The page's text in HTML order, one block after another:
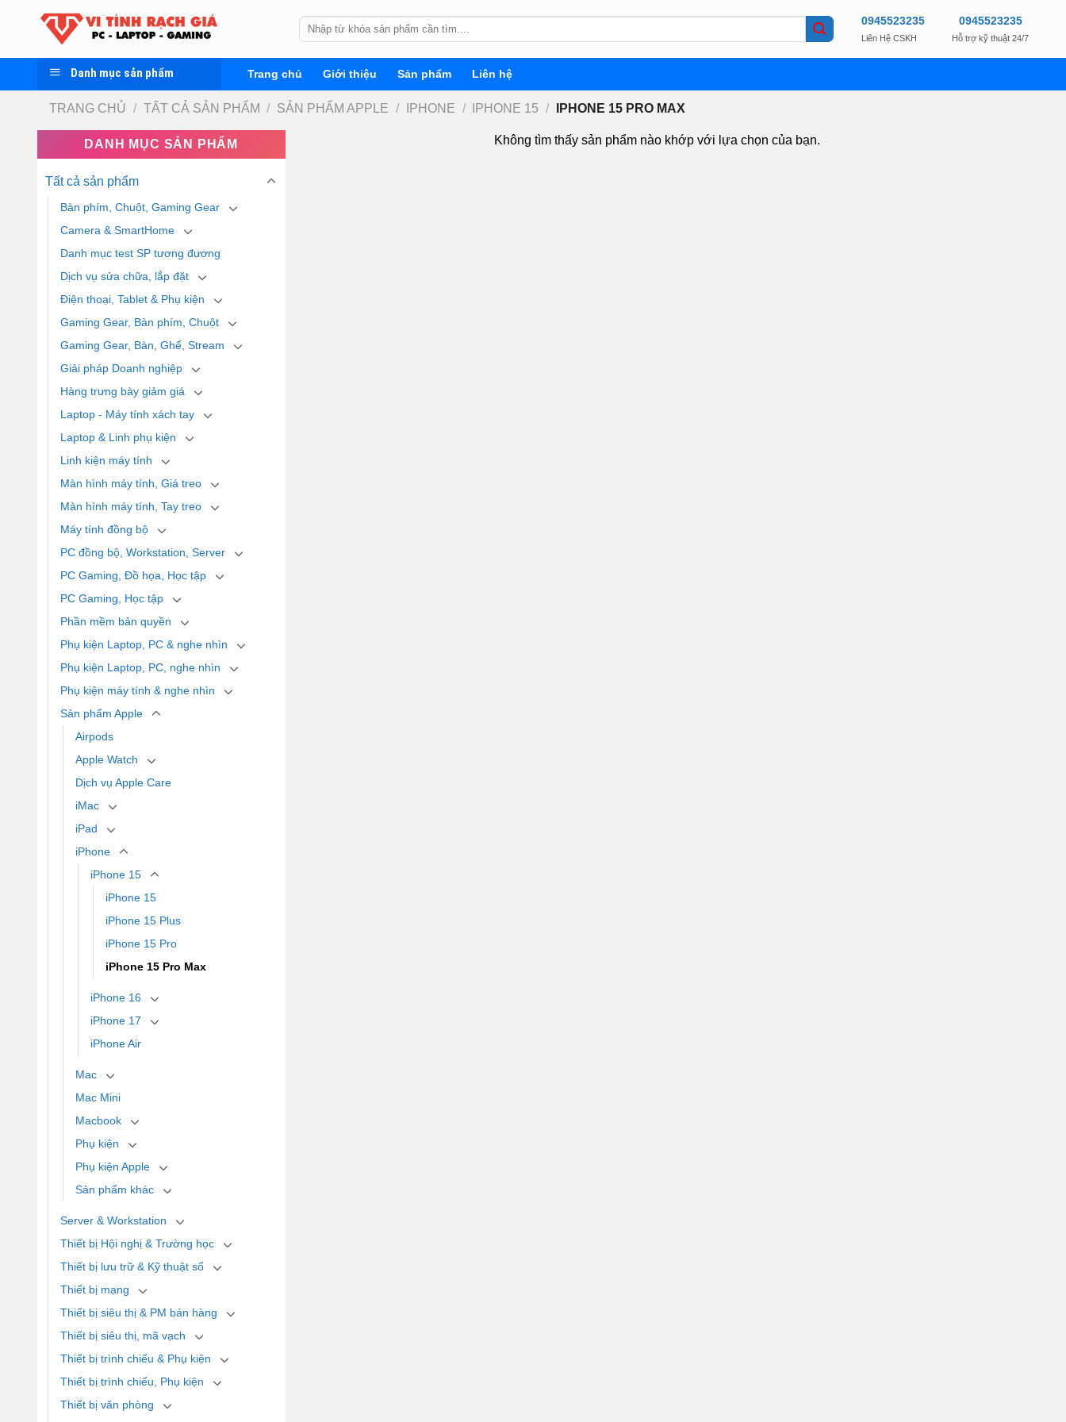
Tìm
kiếm:
0945523235
Liên Hệ CSKH
0945523235
Hỗ trợ kỹ thuật 24/7
Danh mục sản phẩm Trang chủ Giới thiệu Sản phẩm Liên hệ
TRANG CHỦ / TẤT CẢ SẢN PHẨM / SẢN PHẨM APPLE / IPHONE / IPHONE 15 / IPHONE 15 PRO MAX
DANH MỤC SẢN PHẨM
Tất cả sản phẩm
Bàn phím, Chuột, Gaming Gear
Camera & SmartHome
Danh mục test SP tương đương
Dịch vụ sửa chữa, lắp đặt
Điện thoại, Tablet & Phụ kiện
Gaming Gear, Bàn phím, Chuột
Gaming Gear, Bàn, Ghế, Stream
Giải pháp Doanh nghiệp
Hàng trưng bày giảm giá
Laptop - Máy tính xách tay
Laptop & Linh phụ kiện
Linh kiện máy tính
Màn hình máy tính, Giá treo
Màn hình máy tính, Tay treo
Máy tính đồng bộ
PC đồng bộ, Workstation, Server
PC Gaming, Đồ họa, Học tập
PC Gaming, Học tập
Phần mềm bản quyền
Phụ kiện Laptop, PC & nghe nhìn
Phụ kiện Laptop, PC, nghe nhìn
Phụ kiện máy tính & nghe nhìn
Sản phẩm Apple
Airpods
Apple Watch
Dịch vụ Apple Care
iMac
iPad
iPhone
iPhone 15
iPhone 15
iPhone 15 Plus
iPhone 15 Pro
iPhone 15 Pro Max
iPhone 16
iPhone 17
iPhone Air
Mac
Mac Mini
Macbook
Phụ kiện
Phụ kiện Apple
Sản phẩm khác
Server & Workstation
Thiết bị Hội nghị & Trường học
Thiết bị lưu trữ & Kỹ thuật số
Thiết bị mạng
Thiết bị siêu thị & PM bán hàng
Thiết bị siêu thị, mã vạch
Thiết bị trình chiếu & Phụ kiện
Thiết bị trình chiếu, Phụ kiện
Thiết bị văn phòng
Không tìm thấy sản phẩm nào khớp với lựa chọn của bạn.